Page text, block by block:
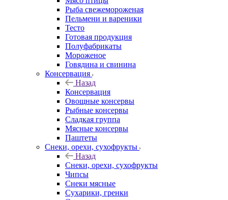
Рыба свежемороженая
Пельмени и вареники
Тесто
Готовая продукция
Полуфабрикаты
Мороженое
Говядина и свинина
Консервация
Назад
Консервация
Овощные консервы
Рыбные консервы
Сладкая группа
Мясные консервы
Паштеты
Снеки, орехи, сухофрукты
Назад
Снеки, орехи, сухофрукты
Чипсы
Снеки мясные
Сухарики, гренки